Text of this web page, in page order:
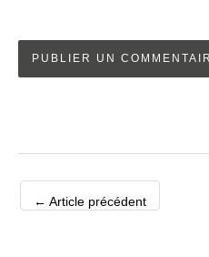
← Article précédent